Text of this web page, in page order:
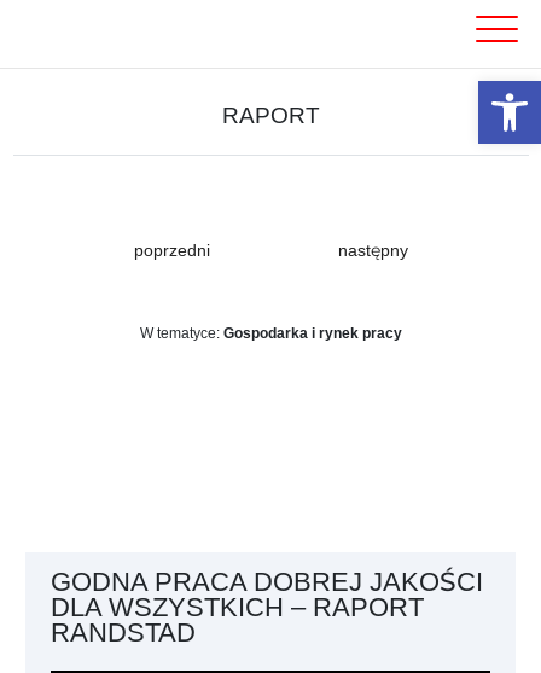
RAPORT
poprzedni następny
W tematyce: Gospodarka i rynek pracy
GODNA PRACA DOBREJ JAKOŚCI
DLA WSZYSTKICH – RAPORT
RANDSTAD